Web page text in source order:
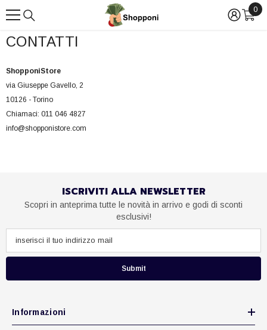
VAI DIRETTAMENTE AI CONTENUTI 0
0
CONTATTI
ShopponiStore
via Giuseppe Gavello, 2
10126 - Torino
Chiamaci: 011 046 4827
info@shopponistore.com
ISCRIVITI ALLA NEWSLETTER
Scopri in anteprima tutte le novità in arrivo e godi di sconti
esclusivi!
Submit
Informazioni